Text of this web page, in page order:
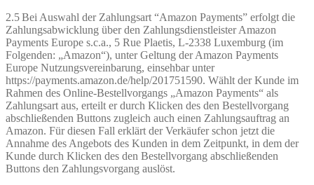
2.5 Bei Auswahl der Zahlungsart “Amazon Payments” erfolgt die
Zahlungsabwicklung über den Zahlungsdienstleister Amazon
Payments Europe s.c.a., 5 Rue Plaetis, L-2338 Luxemburg (im
Folgenden: „Amazon“), unter Geltung der Amazon Payments
Europe Nutzungsvereinbarung, einsehbar unter
https://payments.amazon.de/help/201751590. Wählt der Kunde im
Rahmen des Online-Bestellvorgangs „Amazon Payments“ als
Zahlungsart aus, erteilt er durch Klicken des den Bestellvorgang
abschließenden Buttons zugleich auch einen Zahlungsauftrag an
Amazon. Für diesen Fall erklärt der Verkäufer schon jetzt die
Annahme des Angebots des Kunden in dem Zeitpunkt, in dem der
Kunde durch Klicken des den Bestellvorgang abschließenden
Buttons den Zahlungsvorgang auslöst.